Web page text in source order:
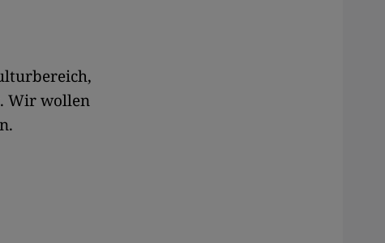
Wir wollen